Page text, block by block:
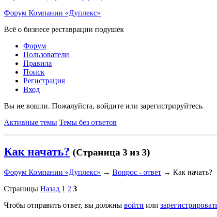
Форум Компании «Дуплекс»
Всё о бизнесе реставрации подушек
Форум
Пользователи
Правила
Поиск
Регистрация
Вход
Вы не вошли. Пожалуйста, войдите или зарегистрируйтесь.
Активные темы Темы без ответов
Как начать? (Страница 3 из 3)
Форум Компании «Дуплекс» → Вопрос - ответ → Как начать?
Страницы Назад 1 2 3
Чтобы отправить ответ, вы должны войти или